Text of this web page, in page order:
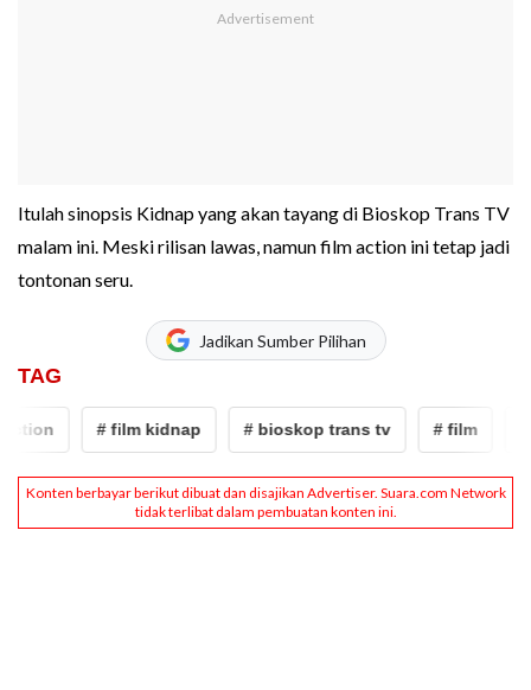
Itulah sinopsis Kidnap yang akan tayang di Bioskop Trans TV
malam ini. Meski rilisan lawas, namun film action ini tetap jadi
tontonan seru.
Jadikan Sumber Pilihan
TAG
# film kidnap # bioskop trans tv # film